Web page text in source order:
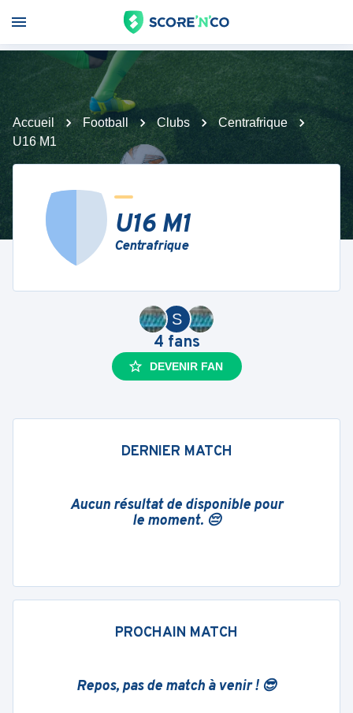
Accueil Football Clubs
Centrafrique
U16 M1
U16 M1
Centrafrique
S
4 fans
DEVENIR FAN
DERNIER MATCH
Aucun résultat de disponible pour
le moment. 😔
PROCHAIN MATCH
Repos, pas de match à venir ! 😎